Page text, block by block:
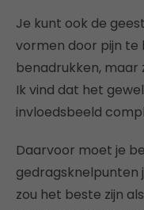
Je kunt ook de
vormen door pijn te
benadrukken, maar
Ik vind dat het
invloedsbeeld
Daarvoor moet je
gedragsknelpunten
zou het beste zijn